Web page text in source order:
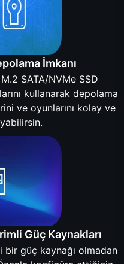
İmkanı
SATA/NVMe SSD
kullanarak depolama
ve oyunlarını kolay ve
Güç Kaynakları
bir güç kaynağı olmadan